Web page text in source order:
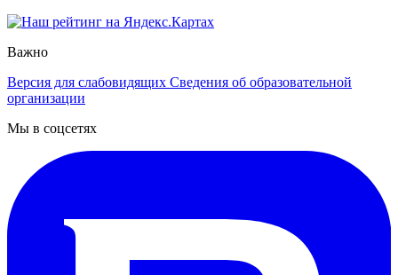
Важно
Версия для слабовидящих Сведения об образовательной
организации
Мы в соцсетях